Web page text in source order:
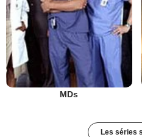
MDs
Les séries